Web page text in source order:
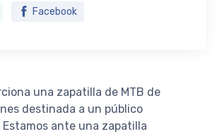
Facebook
una zapatilla de MTB de
destinada a un público
ante una zapatilla